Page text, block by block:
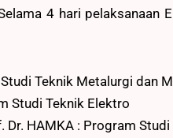
4 hari pelaksanaan
Teknik Metalurgi dan
Studi Teknik Elektro
HAMKA : Program